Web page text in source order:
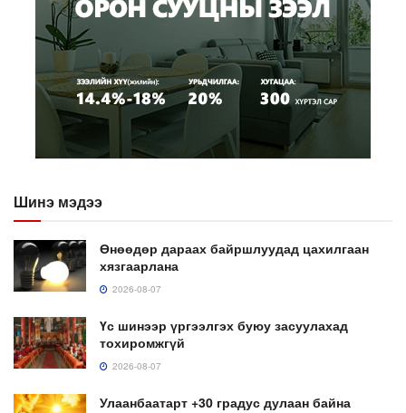
Шинэ мэдээ
Өнөөдөр дараах байршлуудад цахилгаан
хязгаарлана
2026-08-07
Үс шинээр үргээлгэх буюу засуулахад
тохиромжгүй
2026-08-07
Улаанбаатарт +30 градус дулаан байна